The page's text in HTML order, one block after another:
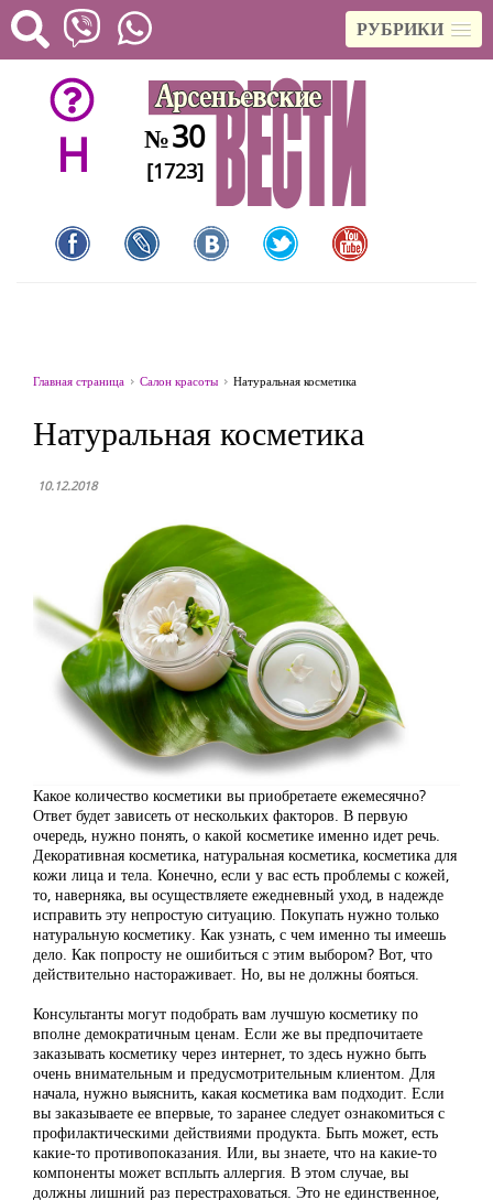
РУБРИКИ
H №30
[1723]
Главная страница Салон красоты Натуральная косметика
Натуральная косметика
10.12.2018
Какое количество косметики вы приобретаете ежемесячно?
Ответ будет зависеть от нескольких факторов. В первую
очередь, нужно понять, о какой косметике именно идет речь.
Декоративная косметика, натуральная косметика, косметика для
кожи лица и тела. Конечно, если у вас есть проблемы с кожей,
то, наверняка, вы осуществляете ежедневный уход, в надежде
исправить эту непростую ситуацию. Покупать нужно только
натуральную косметику. Как узнать, с чем именно ты имеешь
дело. Как попросту не ошибиться с этим выбором? Вот, что
действительно настораживает. Но, вы не должны бояться.
Консультанты могут подобрать вам лучшую косметику по
вполне демократичным ценам. Если же вы предпочитаете
заказывать косметику через интернет, то здесь нужно быть
очень внимательным и предусмотрительным клиентом. Для
начала, нужно выяснить, какая косметика вам подходит. Если
вы заказываете ее впервые, то заранее следует ознакомиться с
профилактическими действиями продукта. Быть может, есть
какие-то противопоказания. Или, вы знаете, что на какие-то
компоненты может всплыть аллергия. В этом случае, вы
должны лишний раз перестраховаться. Это не единственное,